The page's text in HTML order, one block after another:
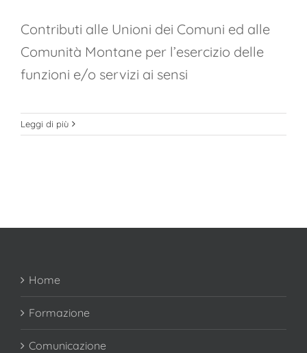
Contributi alle Unioni dei Comuni ed alle
Comunità Montane per l’esercizio delle
funzioni e/o servizi ai sensi
Leggi di più
Home
Formazione
Comunicazione